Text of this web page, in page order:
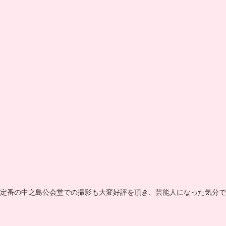
定番の中之島公会堂での撮影も大変好評を頂き、芸能人になった気分